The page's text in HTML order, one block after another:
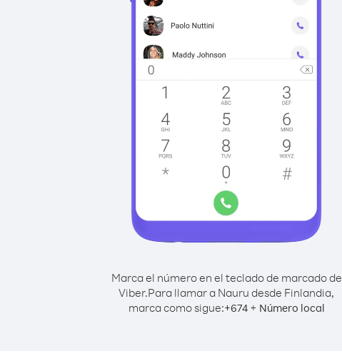
Marca el número en el teclado de marcado de
Viber.Para llamar a Nauru desde Finlandia,
marca como sigue:+674+ Número local